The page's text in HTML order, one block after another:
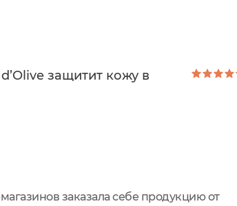
защитит кожу в
заказала себе продукцию от